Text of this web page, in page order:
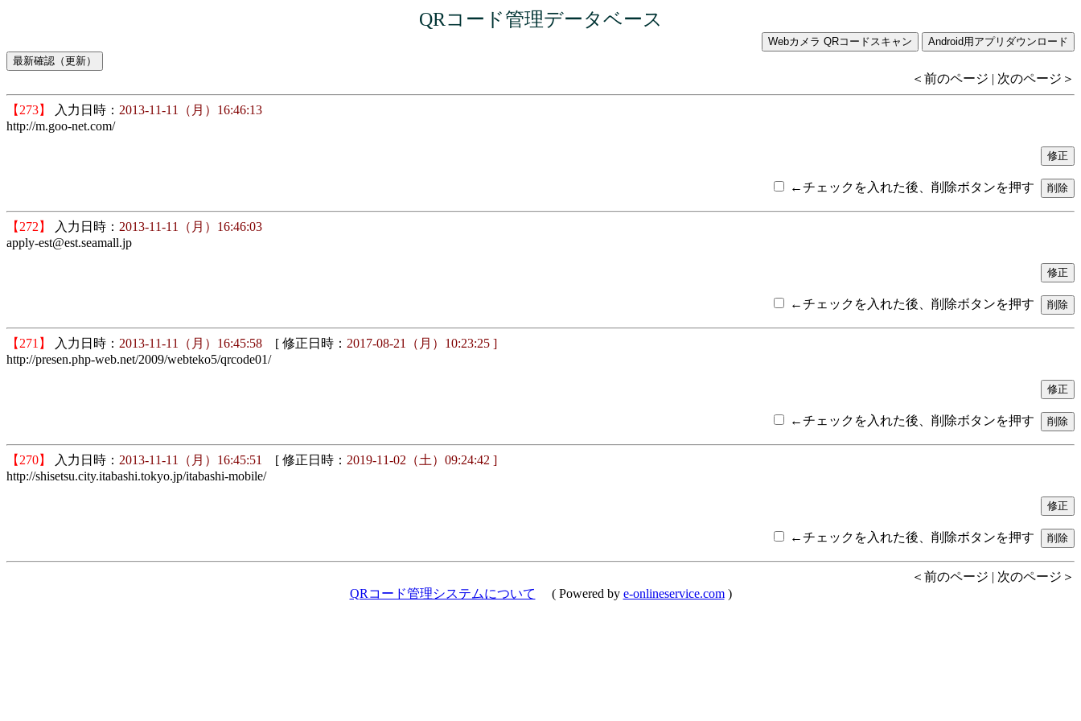
QRコード管理データベース
＜前のページ | 次のページ＞
【273】 入力日時： 2013-11-11（月）16:46:13
http://m.goo-net.com/
←チェックを入れた後、削除ボタンを押す
【272】 入力日時： 2013-11-11（月）16:46:03
apply-est@est.seamall.jp
←チェックを入れた後、削除ボタンを押す
【271】 入力日時： 2013-11-11（月）16:45:58 [ 修正日時： 2017-08-21（月）10:23:25 ]
http://presen.php-web.net/2009/webteko5/qrcode01/
←チェックを入れた後、削除ボタンを押す
【270】 入力日時： 2013-11-11（月）16:45:51 [ 修正日時： 2019-11-02（土）09:24:42 ]
http://shisetsu.city.itabashi.tokyo.jp/itabashi-mobile/
←チェックを入れた後、削除ボタンを押す
＜前のページ | 次のページ＞
QRコード管理システムについて ( Powered by e-onlineservice.com)